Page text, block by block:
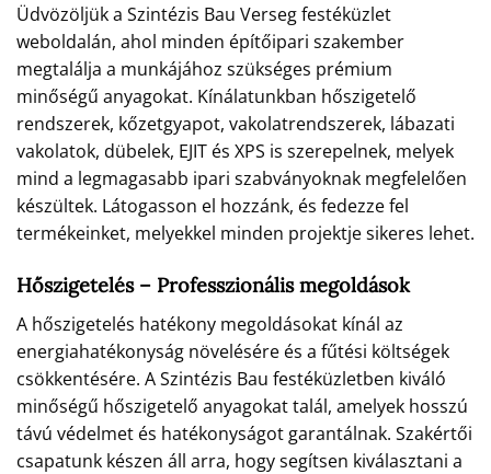
Üdvözöljük a Szintézis Bau Verseg festéküzlet
weboldalán, ahol minden építőipari szakember
megtalálja a munkájához szükséges prémium
minőségű anyagokat. Kínálatunkban hőszigetelő
rendszerek, kőzetgyapot, vakolatrendszerek, lábazati
vakolatok, dübelek, EJIT és XPS is szerepelnek, melyek
mind a legmagasabb ipari szabványoknak megfelelően
készültek. Látogasson el hozzánk, és fedezze fel
termékeinket, melyekkel minden projektje sikeres lehet.
Hőszigetelés – Professzionális megoldások
A hőszigetelés hatékony megoldásokat kínál az
energiahatékonyság növelésére és a fűtési költségek
csökkentésére. A Szintézis Bau festéküzletben kiváló
minőségű hőszigetelő anyagokat talál, amelyek hosszú
távú védelmet és hatékonyságot garantálnak. Szakértői
csapatunk készen áll arra, hogy segítsen kiválasztani a